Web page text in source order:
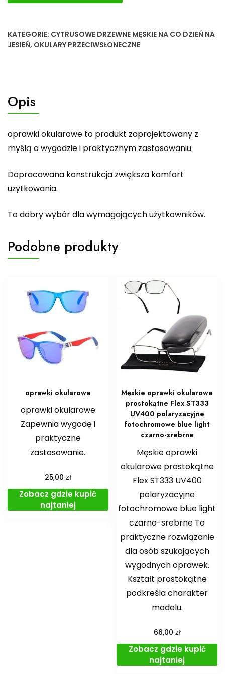
KATEGORIE: CYTRUSOWE DRZEWNE MĘSKIE NA CO DZIEŃ NA
JESIEŃ, OKULARY PRZECIWSŁONECZNE
Opis
oprawki okularowe to produkt zaprojektowany z
myślą o wygodzie i praktycznym zastosowaniu.
Dopracowana konstrukcja zwiększa komfort
użytkowania.
To dobry wybór dla wymagających użytkowników.
Podobne produkty
oprawki okularowe
oprawki okularowe
Zapewnia wygodę i
praktyczne
zastosowanie.
25,00 zł
Zobacz gdzie kupić
najtaniej
Męskie oprawki okularowe
prostokątne Flex ST333
UV400 polaryzacyjne
fotochromowe blue light
czarno-srebrne
Męskie oprawki
okularowe prostokątne
Flex ST333 UV400
polaryzacyjne
fotochromowe blue light
czarno-srebrne To
praktyczne rozwiązanie
dla osób szukających
wygodnych oprawek.
Kształt prostokątne
podkreśla charakter
modelu.
66,00 zł
Zobacz gdzie kupić
najtaniej